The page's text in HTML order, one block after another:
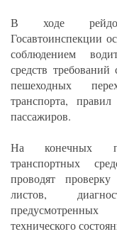
В ходе
Госавтоинспекции
соблюдением
средств требований
пешеходных
транспорта,
пассажиров.
На конечных
транспортных
проводят
листов,
технического